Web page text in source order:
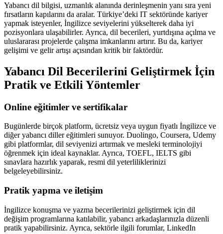
Yabancı dil bilgisi, uzmanlık alanında derinleşmenin yanı sıra yeni
fırsatların kapılarını da aralar. Türkiye’deki IT sektöründe kariyer
yapmak isteyenler, İngilizce seviyelerini yükselterek daha iyi
pozisyonlara ulaşabilirler. Ayrıca, dil becerileri, yurtdışına açılma ve
uluslararası projelerde çalışma imkanlarını artırır. Bu da, kariyer
gelişimi ve gelir artışı açısından kritik bir faktördür.
Yabancı Dil Becerilerini Geliştirmek İçin
Pratik ve Etkili Yöntemler
Online eğitimler ve sertifikalar
Bugünlerde birçok platform, ücretsiz veya uygun fiyatlı İngilizce ve
diğer yabancı diller eğitimleri sunuyor. Duolingo, Coursera, Udemy
gibi platformlar, dil seviyenizi artırmak ve mesleki terminolojiyi
öğrenmek için ideal kaynaklar. Ayrıca, TOEFL, IELTS gibi
sınavlara hazırlık yaparak, resmi dil yeterliliklerinizi
belgeleyebilirsiniz.
Pratik yapma ve iletişim
İngilizce konuşma ve yazma becerilerinizi geliştirmek için dil
değişim programlarına katılabilir, yabancı arkadaşlarınızla düzenli
pratik yapabilirsiniz. Ayrıca, sektörle ilgili forumlar, LinkedIn